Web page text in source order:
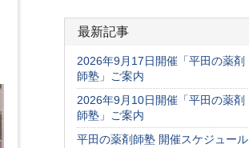
最新記事
2026年9月17日開催「平田の薬剤
師塾」ご案内
2026年9月10日開催「平田の薬剤
師塾」ご案内
平田の薬剤師塾 開催スケジュール